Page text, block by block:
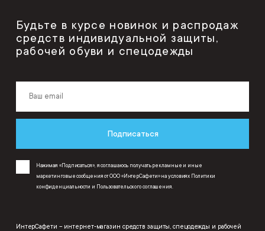
Будьте в курсе новинок и распродаж
средств индивидуальной защиты,
рабочей обуви и спецодежды
Подписаться
Нажимая «Подписаться», я соглашаюсь получать рекламные и иные
маркетинговые сообщения от ООО «ИнтерСафети» на условиях Политики
конфиденциальности и Пользовательского соглашения
ИнтерСафети – интернет-магазин средств защиты, спецодежды и рабочей